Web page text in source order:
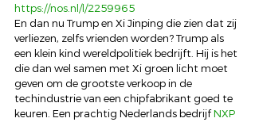
https://nos.nl/l/2259965
En dan nu Trump en Xi Jinping die zien dat zij
verliezen, zelfs vrienden worden? Trump als
een klein kind wereldpolitiek bedrijft. Hij is het
die dan wel samen met Xi groen licht moet
geven om de grootste verkoop in de
techindustrie van een chipfabrikant goed te
keuren. Een prachtig Nederlands bedrijf NXP